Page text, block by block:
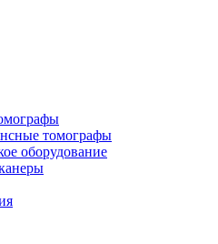
томографы
оборудование